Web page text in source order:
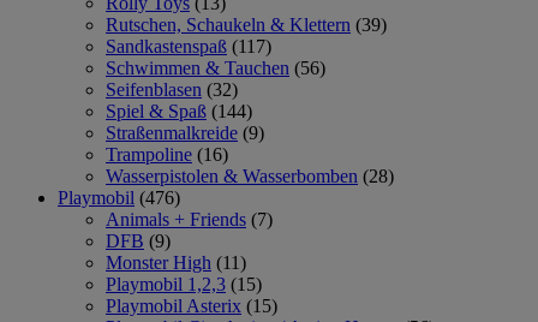
Rutschen, Schaukeln & Klettern (39)
Sandkastenspaß (117)
Schwimmen & Tauchen (56)
Seifenblasen (32)
Spiel & Spaß (144)
Straßenmalkreide (9)
Trampoline (16)
Wasserpistolen & Wasserbomben (28)
Playmobil (476)
Animals + Friends (7)
DFB (9)
Monster High (11)
Playmobil 1,2,3 (15)
Playmobil Asterix (15)